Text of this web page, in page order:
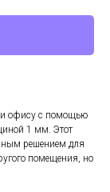
офису с помощью
1 мм. Этот
решением для
помещения, но